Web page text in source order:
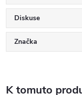
Diskuse
Značka
K tomuto